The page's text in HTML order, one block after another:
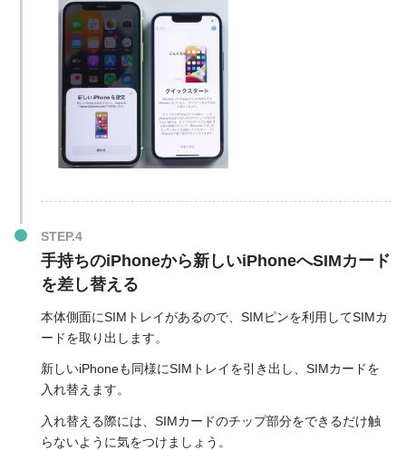
手持ちのiPhoneから新しいiPhoneへSIMカード
を差し替える
本体側面にSIMトレイがあるので、SIMピンを利用してSIMカ
ードを取り出します。
新しいiPhoneも同様にSIMトレイを引き出し、SIMカードを
入れ替えます。
入れ替える際には、SIMカードのチップ部分をできるだけ触
らないように気をつけましょう。